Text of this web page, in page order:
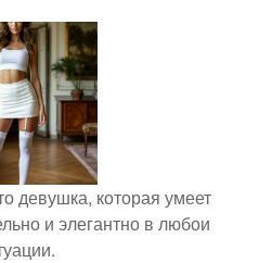
девушка, которая умеет
и элегантно в любои